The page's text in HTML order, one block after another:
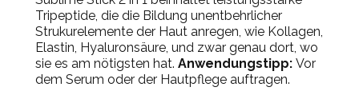
Tripeptide, die die Bildung unentbehrlicher
Strukurelemente der Haut anregen, wie Kollagen,
Elastin, Hyaluronsäure, und zwar genau dort, wo
sie es am nötigsten hat. Anwendungstipp: Vor
dem Serum oder der Hautpflege auftragen.